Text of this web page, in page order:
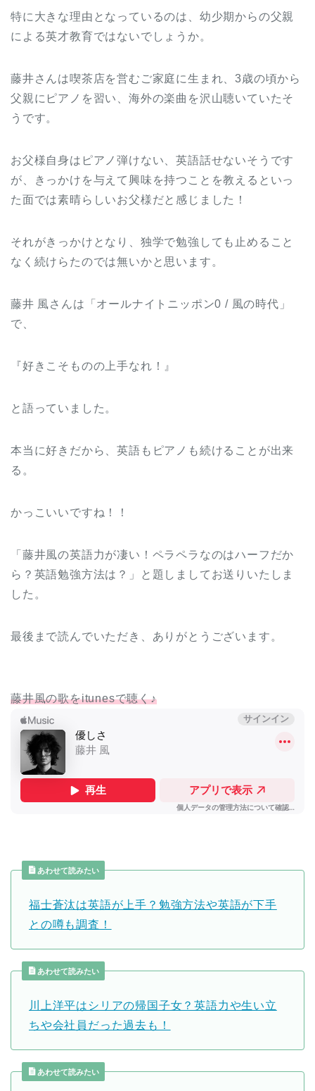
特に大きな理由となっているのは、幼少期からの父親
による英才教育ではないでしょうか。
藤井さんは喫茶店を営むご家庭に生まれ、3歳の頃から
父親にピアノを習い、海外の楽曲を沢山聴いていたそ
うです。
お父様自身はピアノ弾けない、英語話せないそうです
が、きっかけを与えて興味を持つことを教えるといっ
た面では素晴らしいお父様だと感じました！
それがきっかけとなり、独学で勉強しても止めること
なく続けらたのでは無いかと思います。
藤井 風さんは「オールナイトニッポン0 / 風の時代」
で、
『好きこそものの上手なれ！』
と語っていました。
本当に好きだから、英語もピアノも続けることが出来
る。
かっこいいですね！！
「藤井風の英語力が凄い！ペラペラなのはハーフだか
ら？英語勉強方法は？」と題しましてお送りいたしま
した。
最後まで読んでいただき、ありがとうございます。
藤井風の歌をitunesで聴く♪
あわせて読みたい
福士蒼汰は英語が上手？勉強方法や英語が下手
との噂も調査！
あわせて読みたい
川上洋平はシリアの帰国子女？英語力や生い立
ちや会社員だった過去も！
あわせて読みたい